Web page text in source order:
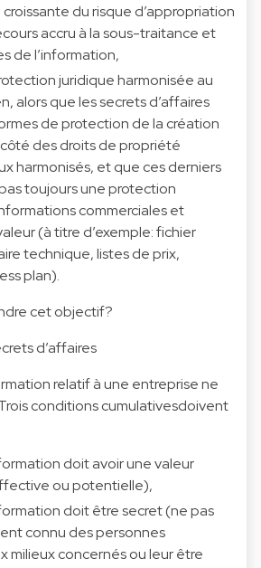
du risque d’appropriation
accru à la sous-traitance et
de l’information,
juridique harmonisée au
alors que les secrets d’affaires
de protection de la création
des droits de propriété
harmonisés, et que ces derniers
toujours une protection
commerciales et
(à titre d’exemple: fichier
technique, listes de prix,
plan).
cet objectif?
d’affaires
relatif à une entreprise ne
conditions cumulativesdoivent
doit avoir une valeur
ou potentielle),
doit être secret (ne pas
connu des personnes
milieux concernés ou leur être